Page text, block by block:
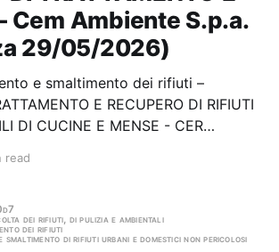
Cem Ambiente S.p.a.
29/05/2026)
e smaltimento dei rifiuti –
E RECUPERO DI RIFIUTI
DI CUCINE E MENSE - CER
appaltante: Cem Ambiente S.p.a.
read
dei rifiuti, di pulizia e ambientali
dei rifiuti
smaltimento di rifiuti urbani e domestici non pericolosi